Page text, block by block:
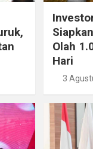
Olah
Hari
3